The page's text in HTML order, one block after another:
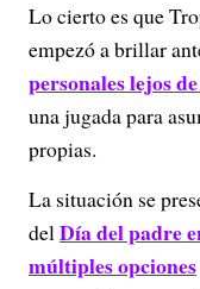
Lo cierto es que
empezó a brillar
personales lejos
una jugada para
propias.
La situación se
delDía del padre
múltiples opciones